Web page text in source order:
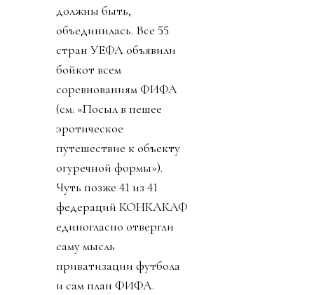
должны быть,
объединилась. Все 55
стран УЕФА объявили
бойкот всем
соревнованиям ФИФА
(см. «Посыл в пешее
эротическое
путешествие к объекту
огуречной формы»).
Чуть позже 41 из 41
федераций КОНКАКАФ
единогласно отвергли
саму мысль
приватизации футбола
и сам план ФИФА.